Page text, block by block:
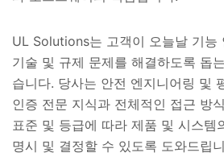
UL Solutions는 고객이 오늘날 기능
기술 및 규제 문제를 해결하도록 돕
습니다. 당사는 안전 엔지니어링 및
인증 전문 지식과 전체적인 접근 방
표준 및 등급에 따라 제품 및 시스템
명시 및 결정할 수 있도록 도와드립